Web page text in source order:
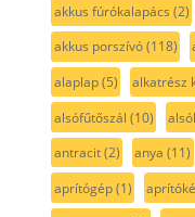
akkus fúrókalapács (2)
akkus porszívó(118)
alaplap(5) alkatrész
alsófűtőszál (10)
antracit(2) anya (11)
aprítógép(1)